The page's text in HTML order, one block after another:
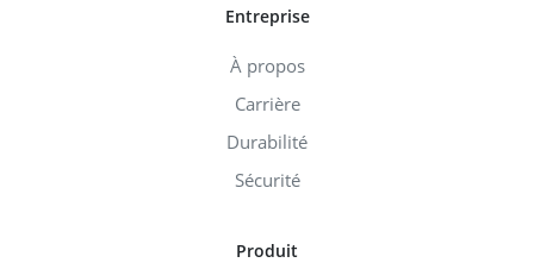
Entreprise
À propos
Carrière
Durabilité
Sécurité
Produit